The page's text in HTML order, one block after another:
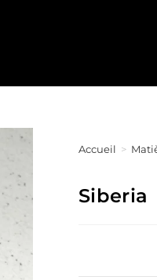
Accueil >
Siberia